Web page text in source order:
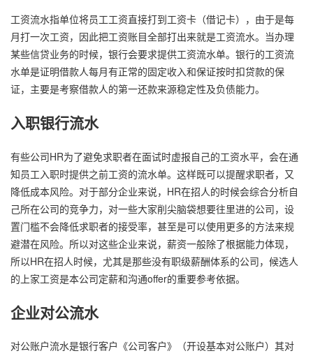
工资流水指单位将员工工资直接打到工资卡（借记卡），由于是每
月打一次工资，因此把工资账目全部打出来就是工资流水。当办理
某些信贷业务的时候，银行会要求提供工资流水单。银行的工资流
水单是证明借款人每月有正常的固定收入和保证按时扣贷款的保
证，主要是考察借款人的第一还款来源稳定性及负债能力。
入职银行流水
有些公司HR为了避免求职者在面试时虚报自己的工资水平，会在通
知员工入职时提供之前工资的流水单。这样既可以提醒求职者，又
降低成本风险。对于部分企业来说，HR在招人的时候会综合分析自
己所在公司的竞争力，对一些大家削尖脑袋想要往里进的公司，设
置门槛不会降低求职者的接受率，甚至是可以使用更多的方法来规
避潜在风险。所以对这些企业来说，薪资一般除了根据能力体现，
所以HR在招人时候，尤其是那些没有职级薪酬体系的公司，候选人
的上家工资是本公司定薪和沟通offer的重要参考依据。
企业对公流水
对公账户流水是银行客户《公司客户》（开设基本对公账户）其对